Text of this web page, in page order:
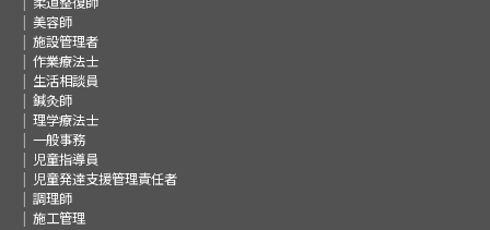
美容師
施設管理者
作業療法士
生活相談員
鍼灸師
理学療法士
一般事務
児童指導員
児童発達支援管理責任者
調理師
施工管理